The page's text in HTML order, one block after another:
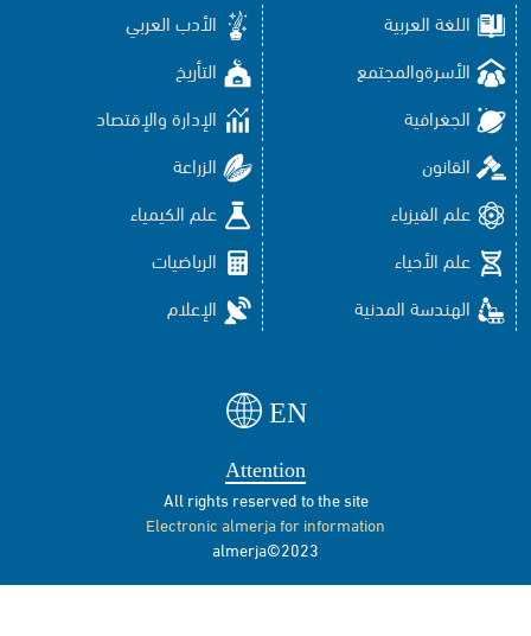
اللغة العربية
الأدب العربي
الأسرةوالمجتمع
التأريخ
الجغرافية
الإدارة والإقتصاد
القانون
الزراعة
علم الفيزياء
علم الكيمياء
علم الأحياء
الرياضيات
الهندسة المدنية
الإعلام
EN
Attention
All rights reserved to the site
Electronic almerja for information
almerja©2023